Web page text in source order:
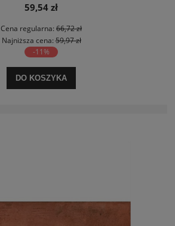
59,54 zł
Cena regularna: 66,72 zł
Najniższa cena:59,97 zł
-11%
DO KOSZYKA